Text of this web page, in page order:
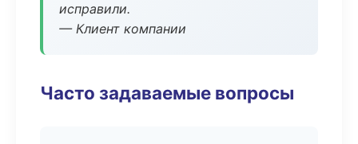
исправили.
— Клиент компании
Часто задаваемые вопросы